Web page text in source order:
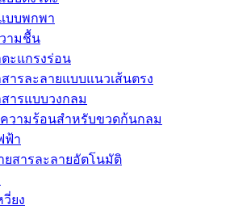
บบพกพา
ามชื้น
ตะแกรงร่อน
สารละลายแบบแนวเส้นตรง
สารแบบวงกลม
วามร้อนสำหรับขวดก้นกลม
ฟ้า
ยสารละลายอัตโนมัติ
วี่ยง